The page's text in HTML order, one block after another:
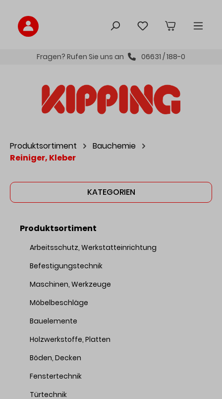
Fragen? Rufen Sie uns an 06631 / 188-0
Produktsortiment
Bauchemie
Reiniger, Kleber
KATEGORIEN
Produktsortiment
Arbeitsschutz, Werkstatteinrichtung
Befestigungstechnik
Maschinen, Werkzeuge
Möbelbeschläge
Bauelemente
Holzwerkstoffe, Platten
Böden, Decken
Fenstertechnik
Türtechnik